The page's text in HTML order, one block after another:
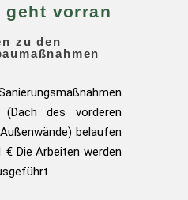
geht vorran
zu den
(Dach des vorderen
belaufen
€ Die Arbeiten werden